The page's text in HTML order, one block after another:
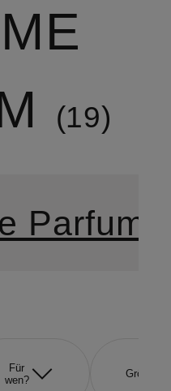
19
Parfum
Für
wen?
Größe